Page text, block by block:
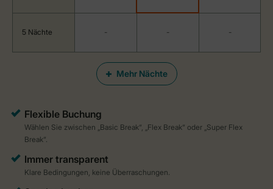
Mehr Nächte
5 Nächte - - -